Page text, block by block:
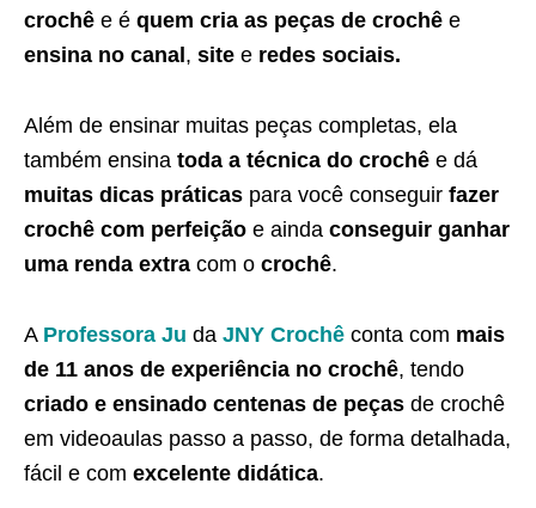
crochê e é quem cria as peças de crochê e
ensina no canal, site e redes sociais.
Além de ensinar muitas peças completas, ela
também ensina toda a técnica do crochê e dá
muitas dicas práticas para você conseguir fazer
crochê com perfeição e ainda conseguir ganhar
uma renda extra com o crochê.
A Professora Ju da JNY Crochê conta com mais
de 11 anos de experiência no crochê, tendo
criado e ensinado centenas de peças de crochê
em videoaulas passo a passo, de forma detalhada,
fácil e com excelente didática.